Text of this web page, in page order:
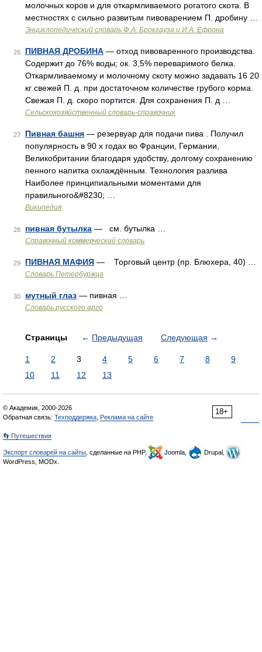
молочных коров и для откармливаемого рогатого скота. В
местностях с сильно развитым пивоварением П. дробину …
Энциклопедический словарь Ф.А. Брокгауза и И.А. Ефрона
26 ПИВНАЯ ДРОБИНА — отход пивоваренного производства.
Содержит до 76% воды; ок. 3,5% переваримого белка.
Откармливаемому и молочному скоту можно задавать 16 20
кг свежей П. д. при достаточном количестве грубого корма.
Свежая П. д. скоро портится. Для сохранения П. д …
Сельскохозяйственный словарь-справочник
27 Пивная башня — резервуар для подачи пива . Получил
популярность в 90 х годах во Франции, Германии,
Великобритании благодаря удобству, долгому сохранению
пенного напитка охлаждённым. Технология разлива
Наиболее принципиальными моментами для
правильного&#8230; …
Википедия
28 пивная бутылка — см. бутылка …
Справочный коммерческий словарь
29 ПИВНАЯ МАФИЯ — Торговый центр (пр. Блюхера, 40) …
Словарь Петербуржца
30 мутный глаз — пивная …
Словарь русского арго
Страницы ← Предыдущая Следующая →
1 2 3 4 5 6 7 8
9
10
11 12 13
18+
© Академик, 2000-2026
Обратная связь: Техподдержка Реклама на сайте
👣 Путешествия
Экспорт словарей на сайты , сделанные на PHP, Joomla,
Drupal,
WordPress, MODx.